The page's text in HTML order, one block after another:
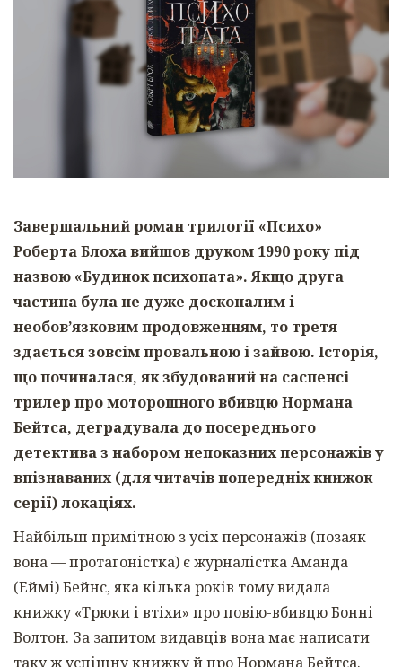
Завершальний роман трилогії «Психо»
Роберта Блоха вийшов друком 1990 року під
назвою «Будинок психопата». Якщо друга
частина була не дуже досконалим і
необов’язковим продовженням, то третя
здається зовсім провальною і зайвою. Історія,
що починалася, як збудований на саспенсі
трилер про моторошного вбивцю Нормана
Бейтса, деградувала до посереднього
детектива з набором непоказних персонажів у
впізнаваних (для читачів попередніх книжок
серії) локаціях.
Найбільш примітною з усіх персонажів (позаяк
вона — протагоністка) є журналістка Аманда
(Еймі) Бейнс, яка кілька років тому видала
книжку «Трюки і втіхи» про повію-вбивцю Бонні
Волтон. За запитом видавців вона має написати
таку ж успішну книжку й про Нормана Бейтса.